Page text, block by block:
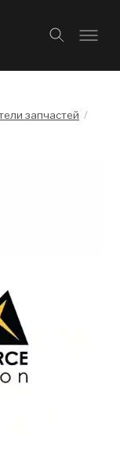
запчастей /